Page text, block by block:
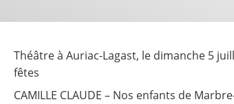
Théâtre à Auriac-Lagast, le dimanche 5
fêtes
CAMILLE CLAUDE – Nos enfants de